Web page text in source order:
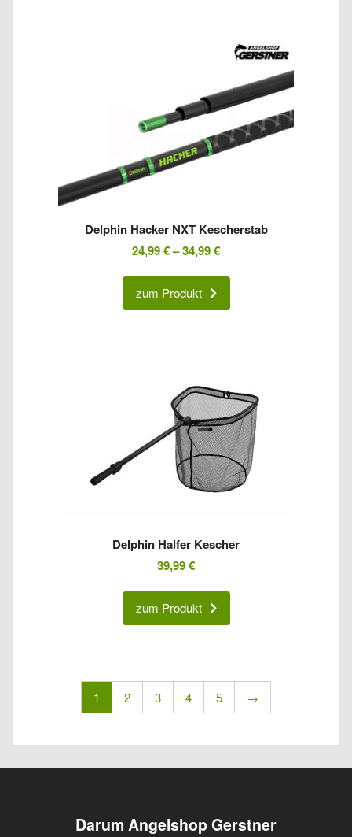
Delphin Hacker NXT Kescherstab
24,99€–34,99€
zum Produkt
Delphin Halfer Kescher
39,99€
zum Produkt
1 2 3 4 5 →
Darum Angelshop Gerstner